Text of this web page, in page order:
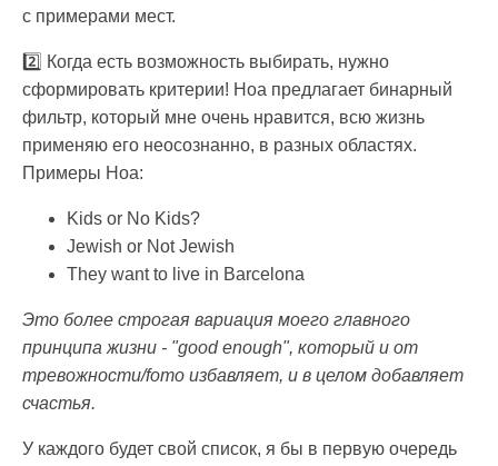
с примерами мест.
2️⃣ Когда есть возможность выбирать, нужно
сформировать критерии! Ноа предлагает бинарный
фильтр, который мне очень нравится, всю жизнь
применяю его неосознанно, в разных областях.
Примеры Ноа:
Kids or No Kids?
Jewish or Not Jewish
They want to live in Barcelona
Это более строгая вариация моего главного
принципа жизни - "good enough", который и от
тревожности/fomo избавляет, и в целом добавляет
счастья.
У каждого будет свой список, я бы в первую очередь